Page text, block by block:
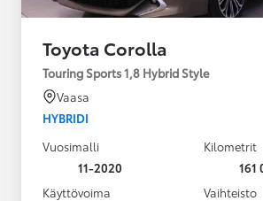
Toyota Corolla
Touring Sports 1,8 Hybrid Style
Vaasa
HYBRIDI
Vuosimalli
11-2020
Kilometrit
161
Käyttövoima
Vaihteisto